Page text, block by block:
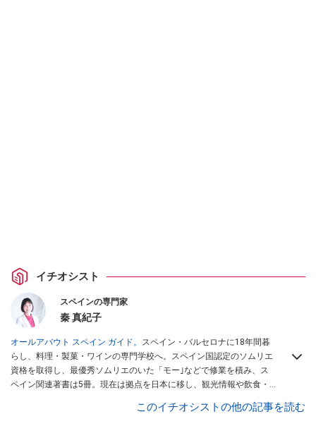
イチオシスト
スペインの専門家
秦 真紀子
オールアバウト スペイン ガイド。 スペイン・バルセロナに18年間暮
らし、料理・製菓・ワインの専門学校へ。スペイン国認定のソムリエ
資格を取得し、最優秀ソムリエのいた「モー｣などで修業を積み、ス
ペイン関連著書は5冊。現在は拠点を日本に移し、観光情報や飲食・
など、食品・スイーツ販売チェーンのおすすめ商
このイチオシストの他の記事を読む